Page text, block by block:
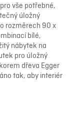
vše potřebné,
úložný
rozměrech 90 x
bílé,
nábytek na
pro úložný
dřeva Egger
tak, aby interiér